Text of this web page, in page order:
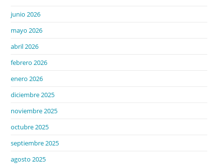
junio 2026
mayo 2026
abril 2026
febrero 2026
enero 2026
diciembre 2025
noviembre 2025
octubre 2025
septiembre 2025
agosto 2025